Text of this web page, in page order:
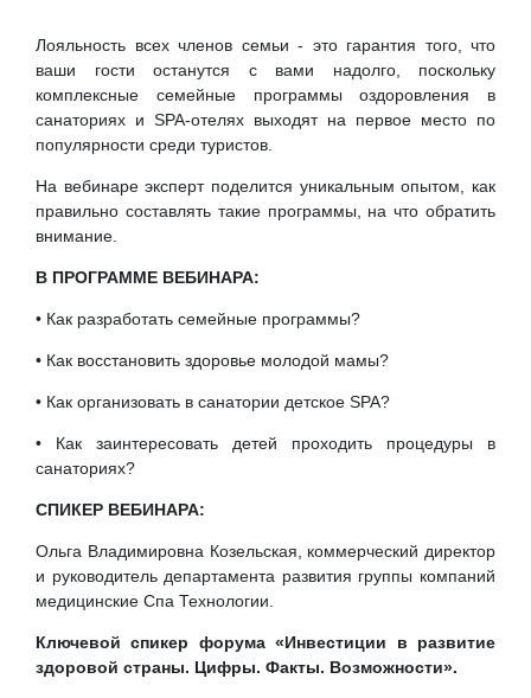
Лояльность всех членов семьи - это гарантия того, что
ваши гости останутся с вами надолго, поскольку
комплексные семейные программы оздоровления в
санаториях и SPA-отелях выходят на первое место по
популярности среди туристов.
На вебинаре эксперт поделится уникальным опытом, как
правильно составлять такие программы, на что обратить
внимание.
В ПРОГРАММЕ ВЕБИНАРА:
• Как разработать семейные программы?
• Как восстановить здоровье молодой мамы?
• Как организовать в санатории детское SPA?
• Как заинтересовать детей проходить процедуры в
санаториях?
CПИКЕР ВЕБИНАРА:
Ольга Владимировна Козельская, коммерческий директор
и руководитель департамента развития группы компаний
медицинские Спа Технологии.
Ключевой спикер форума «Инвестиции в развитие
здоровой страны. Цифры. Факты. Возможности».